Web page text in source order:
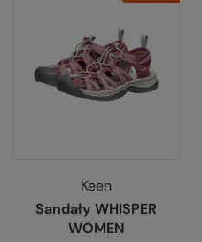
Keen
Sandały WHISPER
WOMEN